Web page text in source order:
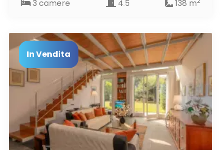
3 camere 4.5 138 m
In Vendita